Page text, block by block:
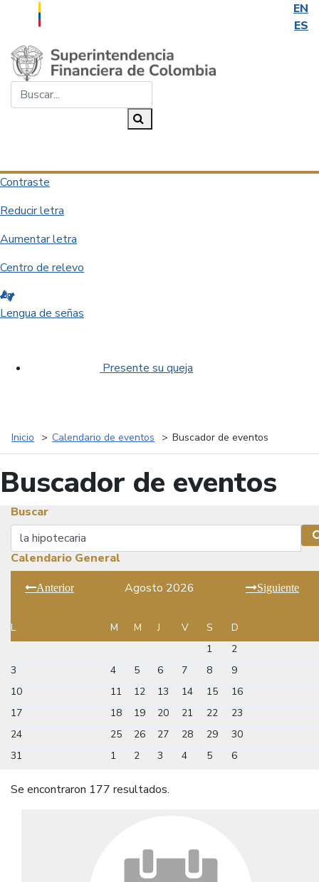
EN
ES
Saltar al contenido principal
Contraste
Reducir letra
Aumentar letra
Centro de relevo
Lengua de señas
Presente su queja
Inicio Calendario de eventos Buscador de eventos
Buscador de eventos
Buscar
Buscar
Calendario General
Anterior Agosto 2026 Siguiente
L M M J V S
D
1
2
3
4 5 6 7 8
9
10
11 12 13 14 15
16
17
18 19 20 21 22
23
24
25 26 27 28 29
30
31
1 2 3 4 5 6
Se encontraron 177 resultados.